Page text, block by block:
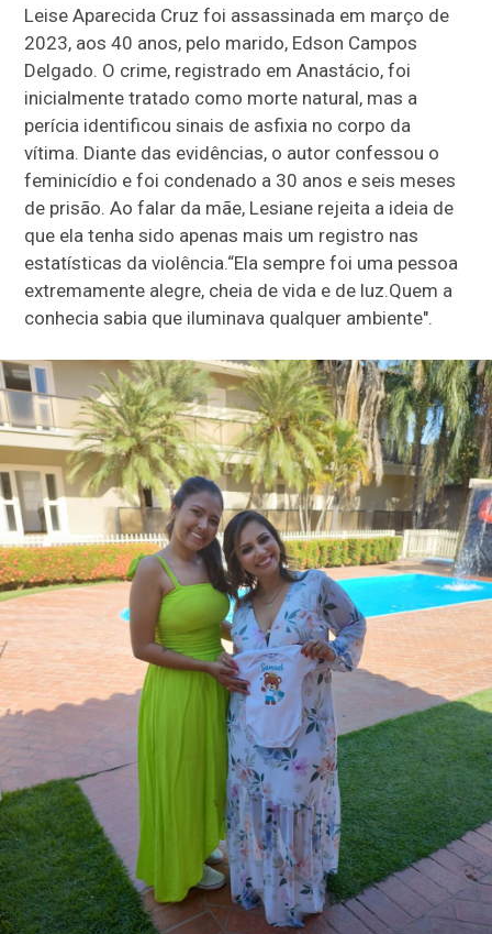
Leise Aparecida Cruz foi assassinada em março de
2023, aos 40 anos, pelo marido, Edson Campos
Delgado. O crime, registrado em Anastácio, foi
inicialmente tratado como morte natural, mas a
perícia identificou sinais de asfixia no corpo da
vítima. Diante das evidências, o autor confessou o
feminicídio e foi condenado a 30 anos e seis meses
de prisão. Ao falar da mãe, Lesiane rejeita a ideia de
que ela tenha sido apenas mais um registro nas
estatísticas da violência.“Ela sempre foi uma pessoa
extremamente alegre, cheia de vida e de luz.Quem a
conhecia sabia que iluminava qualquer ambiente".